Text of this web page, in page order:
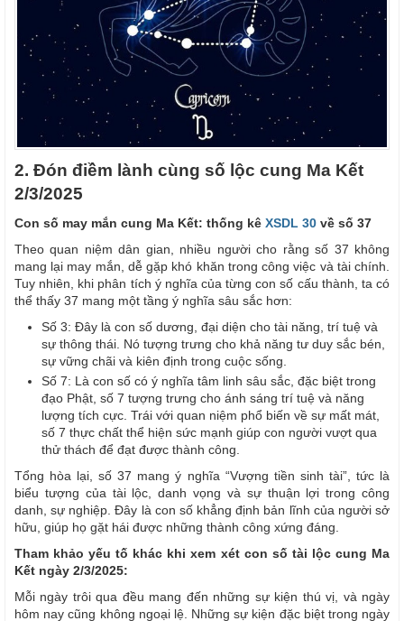
2. Đón điềm lành cùng số lộc cung Ma Kết
2/3/2025
Con số may mắn cung Ma Kết: thống kê XSDL 30 về số 37
Theo quan niệm dân gian, nhiều người cho rằng số 37 không
mang lại may mắn, dễ gặp khó khăn trong công việc và tài chính.
Tuy nhiên, khi phân tích ý nghĩa của từng con số cấu thành, ta có
thể thấy 37 mang một tầng ý nghĩa sâu sắc hơn:
Số 3: Đây là con số dương, đại diện cho tài năng, trí tuệ và
sự thông thái. Nó tượng trưng cho khả năng tư duy sắc bén,
sự vững chãi và kiên định trong cuộc sống.
Số 7: Là con số có ý nghĩa tâm linh sâu sắc, đặc biệt trong
đạo Phật, số 7 tượng trưng cho ánh sáng trí tuệ và năng
lượng tích cực. Trái với quan niệm phổ biến về sự mất mát,
số 7 thực chất thể hiện sức mạnh giúp con người vượt qua
thử thách để đạt được thành công.
Tổng hòa lại, số 37 mang ý nghĩa “Vượng tiền sinh tài”, tức là
biểu tượng của tài lộc, danh vọng và sự thuận lợi trong công
danh, sự nghiệp. Đây là con số khẳng định bản lĩnh của người sở
hữu, giúp họ gặt hái được những thành công xứng đáng.
Tham khảo yếu tố khác khi xem xét con số tài lộc cung Ma
Kết ngày 2/3/2025:
Mỗi ngày trôi qua đều mang đến những sự kiện thú vị, và ngày
hôm nay cũng không ngoại lệ. Những sự kiện đặc biệt trong ngày